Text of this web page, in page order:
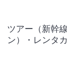
ツアー（新幹
ン）・レンタ